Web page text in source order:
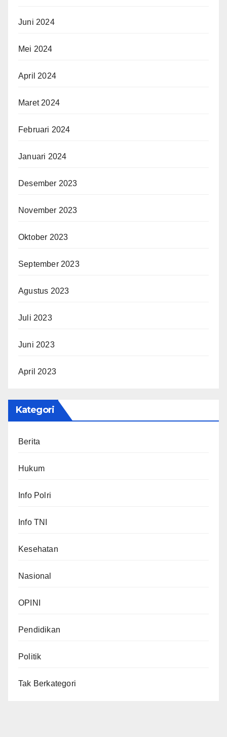
Juni 2024
Mei 2024
April 2024
Maret 2024
Februari 2024
Januari 2024
Desember 2023
November 2023
Oktober 2023
September 2023
Agustus 2023
Juli 2023
Juni 2023
April 2023
Kategori
Berita
Hukum
Info Polri
Info TNI
Kesehatan
Nasional
OPINI
Pendidikan
Politik
Tak Berkategori